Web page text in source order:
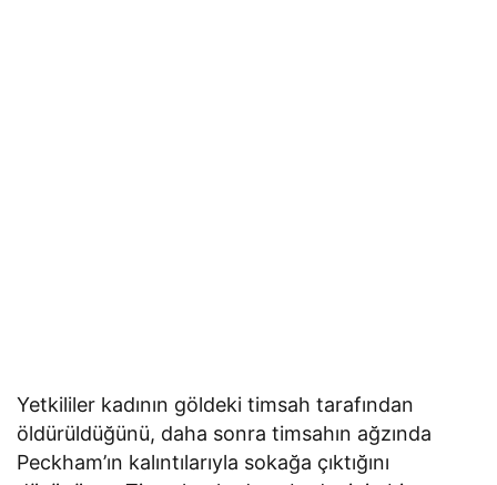
Yetkililer kadının göldeki timsah tarafından
öldürüldüğünü, daha sonra timsahın ağzında
Peckham’ın kalıntılarıyla sokağa çıktığını